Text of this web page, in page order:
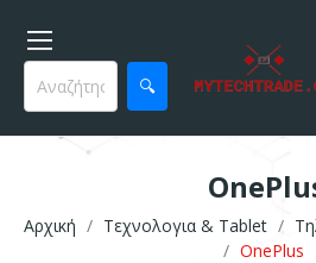
🔍
Αρχική Τεχνολογια & Tablet
OnePlus